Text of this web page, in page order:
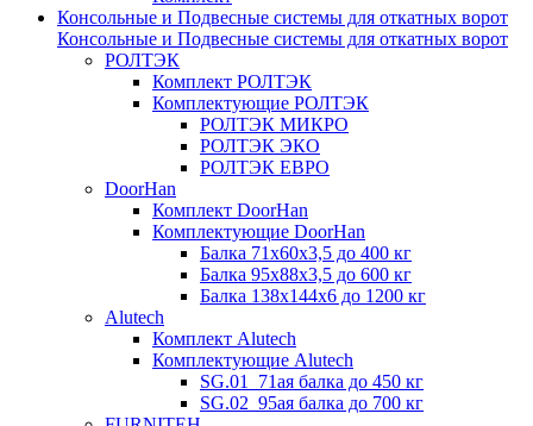
Консольные и Подвесные системы для откатных ворот
Консольные и Подвесные системы для откатных ворот
РОЛТЭК
Комплект РОЛТЭК
Комплектующие РОЛТЭК
РОЛТЭК МИКРО
РОЛТЭК ЭКО
РОЛТЭК ЕВРО
DoorHan
Комплект DoorHan
Комплектующие DoorHan
Балка 71х60х3,5 до 400 кг
Балка 95х88х3,5 до 600 кг
Балка 138х144х6 до 1200 кг
Alutech
Комплект Alutech
Комплектующие Alutech
SG.01_71ая балка до 450 кг
SG.02_95ая балка до 700 кг